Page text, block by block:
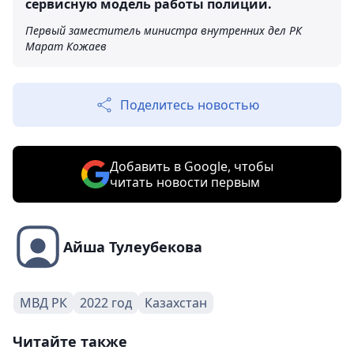
сервисную модель работы полиции.
Первый заместитель министра внутренних дел РК
Марат Кожаев
Поделитесь новостью
Добавить в Google, чтобы
читать новости первым
Айша Тулеубекова
МВД РК 2022 год Казахстан
Читайте также